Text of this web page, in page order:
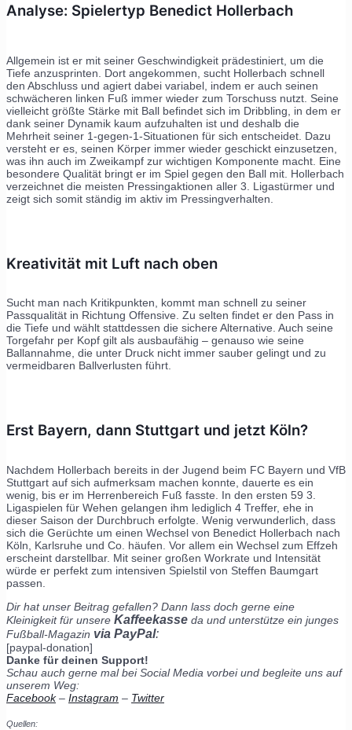
Analyse: Spielertyp Benedict Hollerbach
Allgemein ist er mit seiner Geschwindigkeit prädestiniert, um die
Tiefe anzusprinten. Dort angekommen, sucht Hollerbach schnell
den Abschluss und agiert dabei variabel, indem er auch seinen
schwächeren linken Fuß immer wieder zum Torschuss nutzt. Seine
vielleicht größte Stärke mit Ball befindet sich im Dribbling, in dem er
dank seiner Dynamik kaum aufzuhalten ist und deshalb die
Mehrheit seiner 1-gegen-1-Situationen für sich entscheidet. Dazu
versteht er es, seinen Körper immer wieder geschickt einzusetzen,
was ihn auch im Zweikampf zur wichtigen Komponente macht. Eine
besondere Qualität bringt er im Spiel gegen den Ball mit. Hollerbach
verzeichnet die meisten Pressingaktionen aller 3. Ligastürmer und
zeigt sich somit ständig im aktiv im Pressingverhalten.
Kreativität mit Luft nach oben
Sucht man nach Kritikpunkten, kommt man schnell zu seiner
Passqualität in Richtung Offensive. Zu selten findet er den Pass in
die Tiefe und wählt stattdessen die sichere Alternative. Auch seine
Torgefahr per Kopf gilt als ausbaufähig – genauso wie seine
Ballannahme, die unter Druck nicht immer sauber gelingt und zu
vermeidbaren Ballverlusten führt.
Erst Bayern, dann Stuttgart und jetzt Köln?
Nachdem Hollerbach bereits in der Jugend beim FC Bayern und VfB
Stuttgart auf sich aufmerksam machen konnte, dauerte es ein
wenig, bis er im Herrenbereich Fuß fasste. In den ersten 59 3.
Ligaspielen für Wehen gelangen ihm lediglich 4 Treffer, ehe in
dieser Saison der Durchbruch erfolgte. Wenig verwunderlich, dass
sich die Gerüchte um einen Wechsel von Benedict Hollerbach nach
Köln, Karlsruhe und Co. häufen. Vor allem ein Wechsel zum Effzeh
erscheint darstellbar. Mit seiner großen Workrate und Intensität
würde er perfekt zum intensiven Spielstil von Steffen Baumgart
passen.
Dir hat unser Beitrag gefallen? Dann lass doch gerne eine
Kleinigkeit für unsere Kaffeekasse da und unterstütze ein junges
Fußball-Magazin via PayPal:
[paypal-donation]
Danke für deinen Support!
Schau auch gerne mal bei Social Media vorbei und begleite uns auf
unserem Weg:
Facebook– Instagram – Twitter
Quellen: